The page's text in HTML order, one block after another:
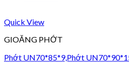
Quick View
GIOĂNG PHỚT
Phớt UN70*85*9,Phớt